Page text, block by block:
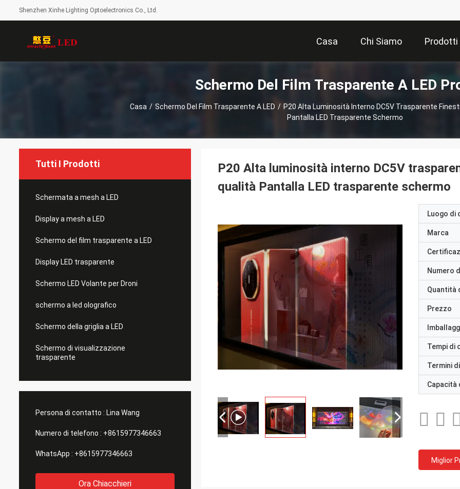
Shenzhen Xinhe Lighting Optoelectronics Co., Ltd.
Casa Chi Siamo Prodotti
Schermo Del Film Trasparente A LED
Casa / Schermo Del Film Trasparente A LED / P20 Alta Luminosità Interno DC5V Trasparente
Pantalla LED Trasparente Schermo
Tutti I Prodotti
Schermata a mesh a LED
Display a mesh a LED
Schermo del film trasparente a LED
Display LED trasparente
Schermo LED Volante per Droni
schermo a led olografico
Schermo della griglia a LED
Schermo di visualizzazione
trasparente
Persona di contatto : Lina Wang
Numero di telefono : +8615977346663
WhatsApp : +8615977346663
Ora Chiacchieri
P20 Alta luminosità interno DC5V
qualità Pantalla LED trasparente schermo
Luogo di
Marca
Numero
Quantità
Prezzo
Tempi di
Termini
Capacità
Miglior